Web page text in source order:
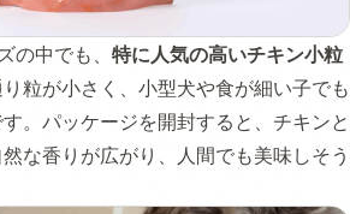
中でも、 特に人気の高いチキン小粒
粒が小さく、小型犬や食が細い子でも
。パッケージを開封すると、チキンと
な香りが広がり、人間でも美味しそう